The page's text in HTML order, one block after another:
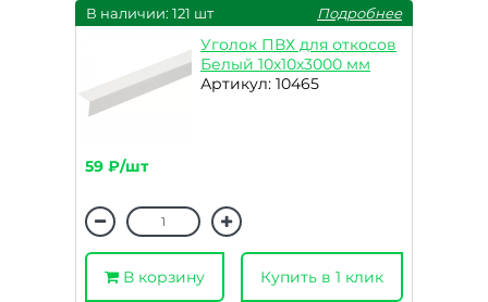
В наличии: 121 шт Подробнее
Уголок ПВХ для откосов
Белый 10х10х3000 мм
Артикул: 10465
59 ₽/шт
В корзину Купить в 1 клик